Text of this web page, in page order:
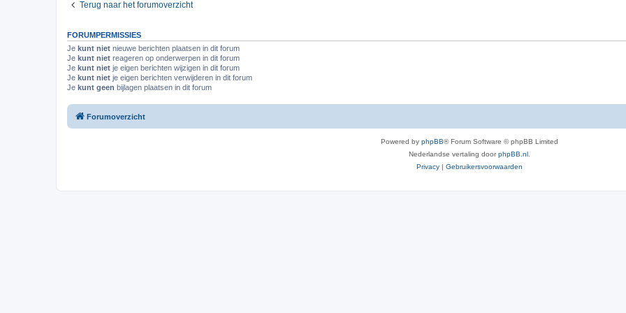
s
i
Terug naar het forumoverzicht
FORUMPERMISSIES
Je kunt niet nieuwe berichten plaatsen in dit forum
Je kunt niet reageren op onderwerpen in dit forum
Je kunt niet je eigen berichten wijzigen in dit forum
Je kunt niet je eigen berichten verwijderen in dit forum
Je kunt geen bijlagen plaatsen in dit forum
Forumoverzicht
Powered by phpBB® Forum Software © phpBB Limited
Nederlandse vertaling doorphpBB.nl
Privacy | Gebruikersvoorwaarden